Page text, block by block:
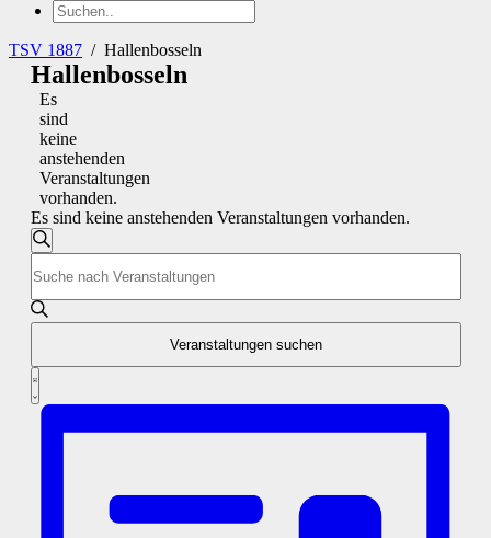
TSV 1887 / Hallenbosseln
Hallenbosseln
Es
sind
keine
anstehenden
Veranstaltungen
vorhanden.
Es sind keine anstehenden Veranstaltungen vorhanden.
Veranstaltungen
Suche
und
Ansichten,
Navigation
Suche
Schlüsselwort
eingeben.
Suche
Veranstaltungen
Schlüsselwort.
Veranstaltungen suchen
Veranstaltung
Ansichten-
Liste